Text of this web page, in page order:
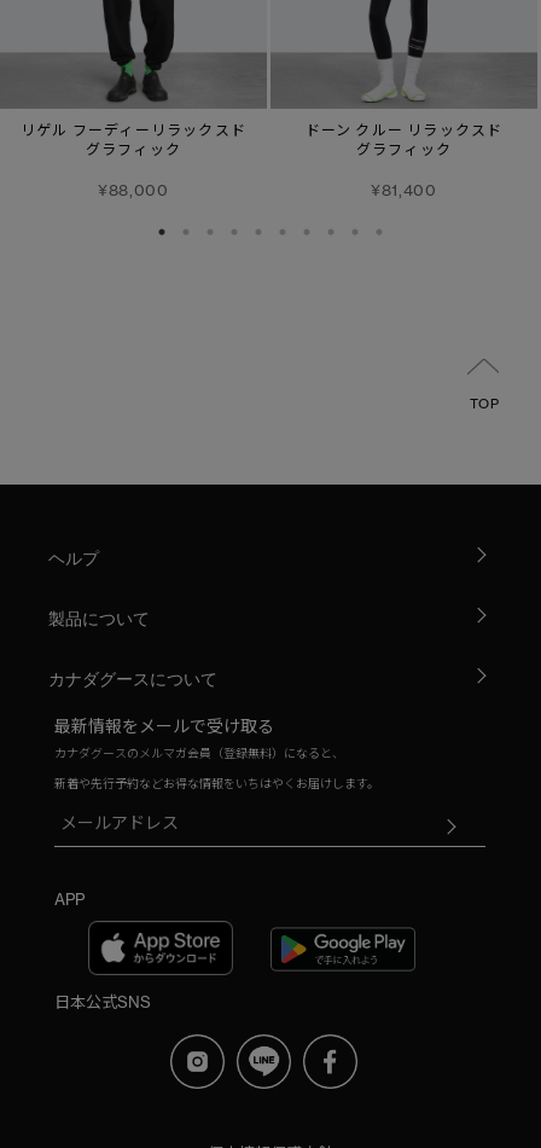
リゲル フーディーリラックスド
グラフィック
¥88,000
ドーン クルー リラックスド
グラフィック
¥81,400
TOP
ヘルプ
製品について
カナダグースについて
最新情報をメールで受け取る
カナダグースのメルマガ会員（登録無料）になると、
新着や先行予約などお得な情報をいちはやくお届けします。
APP
日本公式SNS